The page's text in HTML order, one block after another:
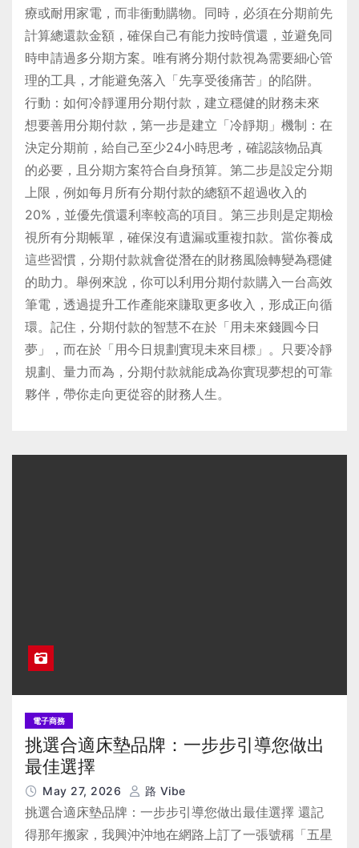
療或耐用家電，而非衝動購物。同時，必須在分期前先
計算總還款金額，確保自己有能力按時償還，並避免同
時申請過多分期方案。唯有將分期付款視為需要細心管
理的工具，才能避免落入「先享受後痛苦」的陷阱。
行動：如何冷靜運用分期付款，建立穩健的財務未來
想要善用分期付款，第一步是建立「冷靜期」機制：在
決定分期前，給自己至少24小時思考，確認該物品真
的必要，且分期方案符合自身預算。第二步是設定分期
上限，例如每月所有分期付款的總額不超過收入的
20%，並優先償還利率較高的項目。第三步則是定期檢
視所有分期帳單，確保沒有遺漏或重複扣款。當你養成
這些習慣，分期付款就會從潛在的財務風險轉變為穩健
的助力。舉例來說，你可以利用分期付款購入一台高效
筆電，透過提升工作產能來賺取更多收入，形成正向循
環。記住，分期付款的智慧不在於「用未來錢圓今日
夢」，而在於「用今日規劃實現未來目標」。只要冷靜
規劃、量力而為，分期付款就能成為你實現夢想的可靠
夥伴，帶你走向更從容的財務人生。
電子商務
挑選合適床墊品牌：一步步引導您做出
最佳選擇
May 27, 2026 路 Vibe
挑選合適床墊品牌：一步步引導您做出最佳選擇 還記
得那年搬家，我興沖沖地在網路上訂了一張號稱「五星